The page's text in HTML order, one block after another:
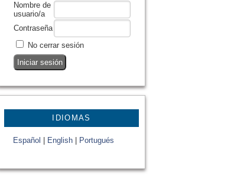
Nombre de
usuario/a
Contraseña
No cerrar sesión
IDIOMAS
Español English Portugués